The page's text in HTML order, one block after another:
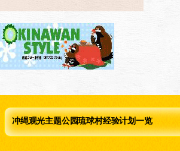
冲绳观光主题公园琉球村经验计划一览